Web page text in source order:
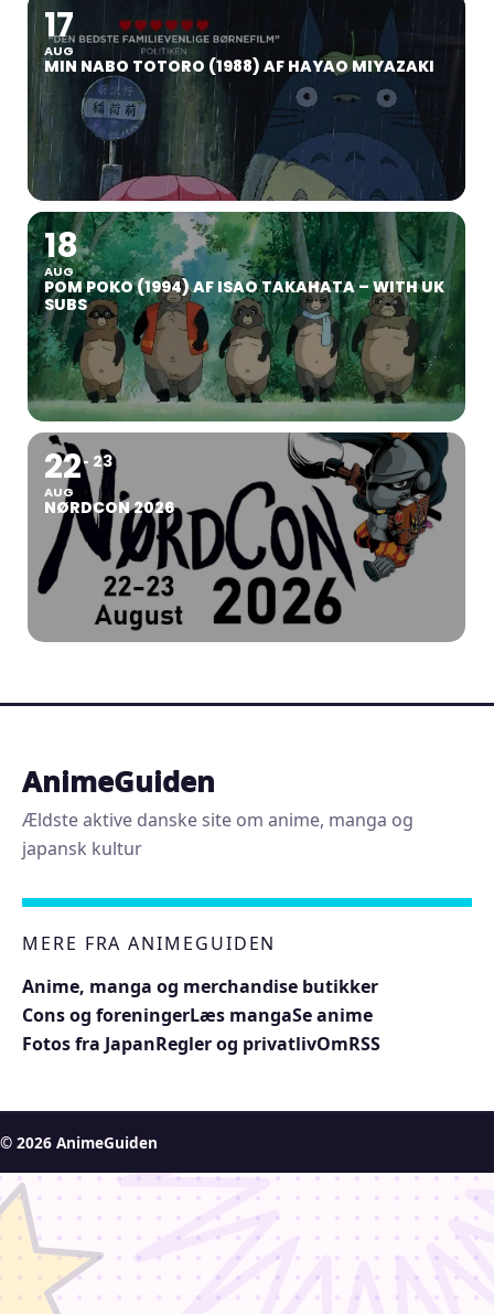
17
AUG
MIN NABO TOTORO (1988) AF HAYAO MIYAZAKI
18
AUG
POM POKO (1994) AF ISAO TAKAHATA – WITH UK
SUBS
22
AUG
23
NØRDCON 2026
AnimeGuiden
Ældste aktive danske site om anime, manga og
japansk kultur
MERE FRA ANIMEGUIDEN
Anime, manga og merchandise butikker
Cons og foreningerLæs mangaSe anime
Fotos fra JapanRegler og privatlivOmRSS
© 2026 AnimeGuiden